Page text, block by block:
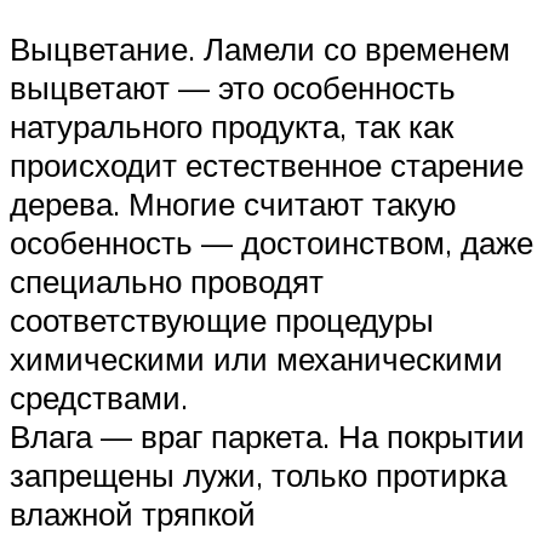
Выцветание. Ламели со временем
выцветают — это особенность
натурального продукта, так как
происходит естественное старение
дерева. Многие считают такую
особенность — достоинством, даже
специально проводят
соответствующие процедуры
химическими или механическими
средствами.
Влага — враг паркета. На покрытии
запрещены лужи, только протирка
влажной тряпкой